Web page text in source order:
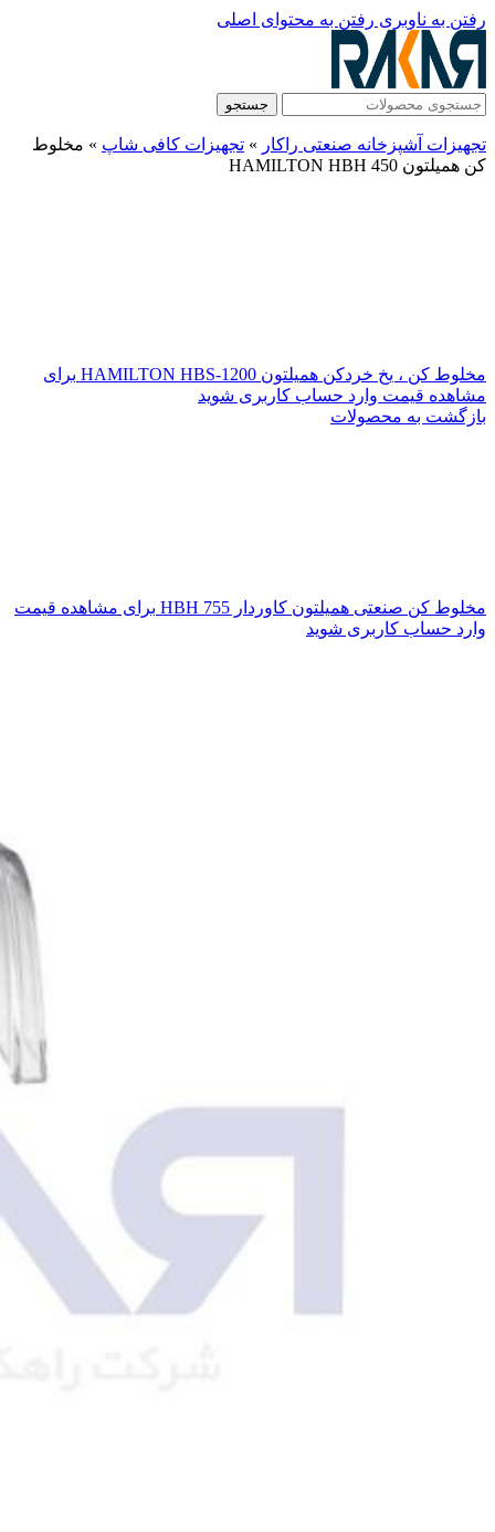
رفتن به ناوبری رفتن به محتوای اصلی
جستجو
تجهیزات آشپزخانه صنعتی راکار » تجهیزات کافی شاپ » مخلوط
کن همیلتون HAMILTON HBH 450
مخلوط کن ، یخ خردکن همیلتون HAMILTON HBS-1200
برای
مشاهده قیمت وارد حساب کاربری شوید
بازگشت به محصولات
مخلوط کن صنعتی همیلتون کاوردار HBH 755
برای مشاهده قیمت
وارد حساب کاربری شوید